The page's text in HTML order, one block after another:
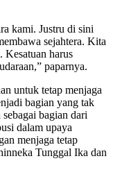
kami. Justru di sini
sejahtera. Kita
Kesatuan harus
paparnya.
untuk tetap menjaga
bagian yang tak
bagian dari
dalam upaya
menjaga tetap
Tunggal Ika dan